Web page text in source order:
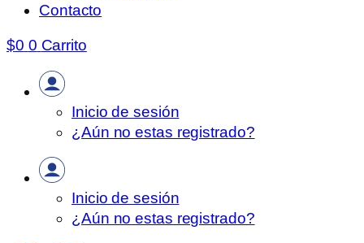
Contacto
$0 0 Carrito
Inicio de sesión
¿Aún no estas registrado?
Inicio de sesión
¿Aún no estas registrado?